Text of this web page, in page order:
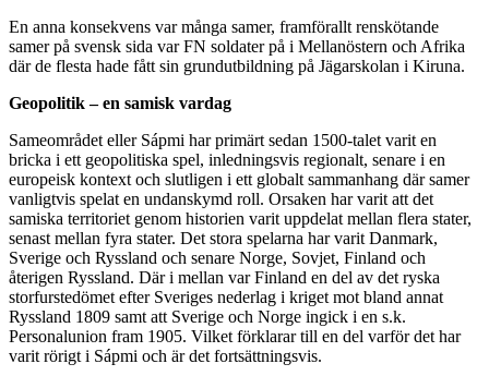
En anna konsekvens var många samer, framförallt renskötande
samer på svensk sida var FN soldater på i Mellanöstern och Afrika
där de flesta hade fått sin grundutbildning på Jägarskolan i Kiruna.
Geopolitik – en samisk vardag
Sameområdet eller Sápmi har primärt sedan 1500-talet varit en
bricka i ett geopolitiska spel, inledningsvis regionalt, senare i en
europeisk kontext och slutligen i ett globalt sammanhang där samer
vanligtvis spelat en undanskymd roll. Orsaken har varit att det
samiska territoriet genom historien varit uppdelat mellan flera stater,
senast mellan fyra stater. Det stora spelarna har varit Danmark,
Sverige och Ryssland och senare Norge, Sovjet, Finland och
återigen Ryssland. Där i mellan var Finland en del av det ryska
storfurstedömet efter Sveriges nederlag i kriget mot bland annat
Ryssland 1809 samt att Sverige och Norge ingick i en s.k.
Personalunion fram 1905. Vilket förklarar till en del varför det har
varit rörigt i Sápmi och är det fortsättningsvis.